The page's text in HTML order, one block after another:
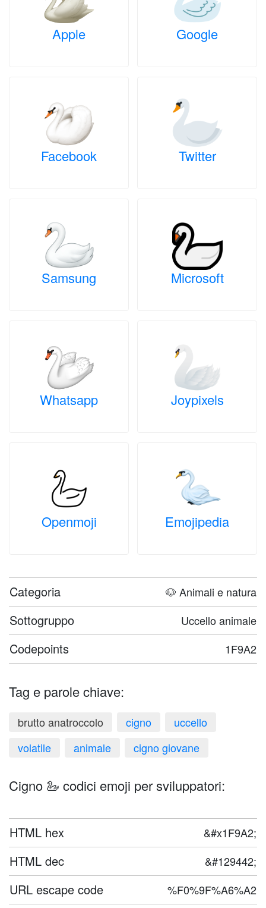
Apple Google
Facebook Twitter
Samsung Microsoft
Whatsapp Joypixels
Openmoji Emojipedia
Categoria 🐶 Animali e natura
Sottogruppo Uccello animale
Codepoints 1F9A2
Tag e parole chiave:
brutto anatroccolo cigno
uccello
volatile
animale cigno giovane
Cigno 🦢 codici emoji per sviluppatori:
HTML hex &#x1F9A2;
HTML dec &#129442;
URL escape code %F0%9F%A6%A2